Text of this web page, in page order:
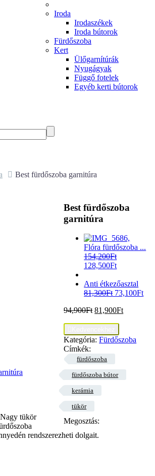
Iroda
Irodaszékek
Iroda bútorok
Fürdőszoba
Kert
Ülőgarnítúrák
Nyugágyak
Függő fotelek
Egyéb kerti bútorok
Best fürdőszoba garnitúra
Best fürdőszoba
garnitúra
Flóra fürdőszoba ...
154,200Ft
128,500Ft
Anti étkezőasztal
81,300Ft 73,100Ft
94,900Ft 81,900Ft
Kategória:Fürdőszoba
Címkék:
fürdőszoba
fürdőszoba bútor
kerámia
tükör
Megosztás:
tükör
rendszerezheti dolgait.